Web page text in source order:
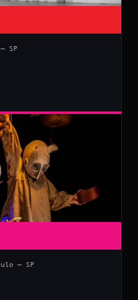
SP
— SP